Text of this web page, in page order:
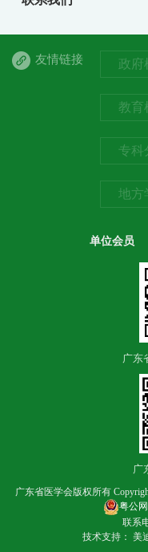
友情链接
单位会员
广东
广
广东省医学会版权所有
粤公
联系
技术支持： 美